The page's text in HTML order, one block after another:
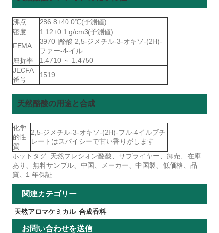
沸点
286.8±40.0℃(予測値)
密度
1.12±0.1 g/cm3(予測値)
FEMA
3970 |酪酸 2,5-ジメチル-3-オキソ-(2H)-
ファー-4-イル
屈折率
1.4710 ～ 1.4750
JECFA
番号
1519
天然酪酸の用途と合成
化学
的性
質
2,5-ジメチル-3-オキソ-(2H)-フル-4イルブチ
レートはスパイシーで甘い香りがします
ホットタグ: 天然フレシオン酪酸、サプライヤー、卸売、在庫
あり、無料サンプル、中国、メーカー、中国製、低価格、品
質、1 年保証
関連カテゴリー
天然アロマケミカル 合成香料
お問い合わせを送信